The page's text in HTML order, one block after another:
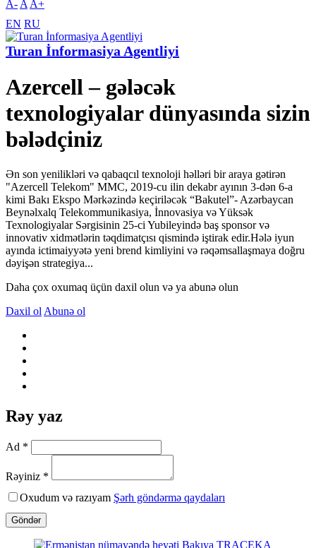
A- A A+
EN RU
Turan İnformasiya Agentliyi
Azercell – gələcək
texnologiyalar dünyasında sizin
bələdçiniz
Ən son yenilikləri və qabaqcıl texnoloji həlləri bir araya gətirən
"Azercell Telekom" MMC, 2019-cu ilin dekabr ayının 3-dən 6-a
kimi Bakı Ekspo Mərkəzində keçiriləcək “Bakutel”- Azərbaycan
Beynəlxalq Telekommunikasiya, İnnovasiya və Yüksək
Texnologiyalar Sərgisinin 25-ci Yubileyində baş sponsor və
innovativ xidmətlərin təqdimatçısı qismində iştirak edir.Hələ iyun
ayında ictimaiyyətə yeni brend kimliyini və rəqəmsallaşmaya doğru
dəyişən strategiya...
Daha çox oxumaq üçün daxil olun və ya abunə olun
Daxil ol Abunə ol
Rəy yaz
Ad *
Rəyiniz *
Oxudum və razıyam Şərh göndərmə qaydaları
Göndər